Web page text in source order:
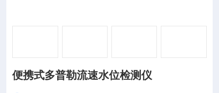
便携式多普勒流速水位检测仪